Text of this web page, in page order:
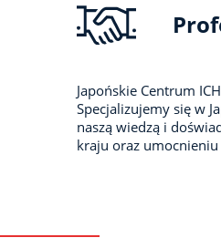
Japońskie Centrum
Specjalizujemy się w
naszą wiedzą i
kraju oraz